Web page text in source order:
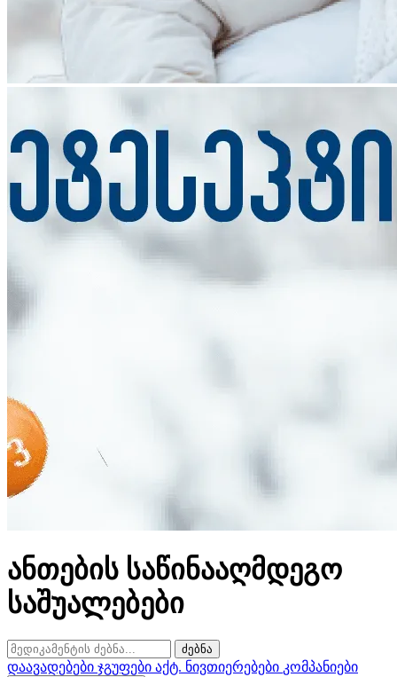
ანთების საწინააღმდეგო
საშუალებები
ძებნა
დაავადებები ჯგუფები აქტ. ნივთიერებები კომპანიები